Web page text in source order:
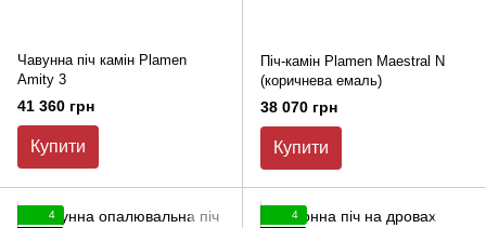
Чавунна піч камін Plamen
Amity 3
41 360 грн
Купити
Піч-камін Plamen Maestral N
(коричнева емаль)
38 070 грн
Купити
4
4